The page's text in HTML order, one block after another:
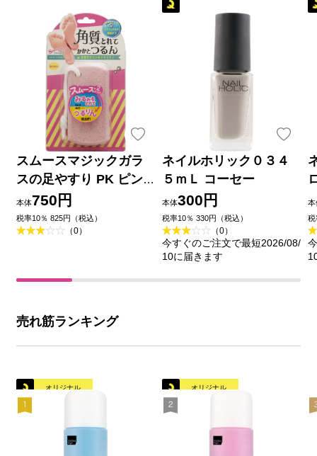
スムースマジックガラ
スの足やすり PK ピン
ク ＿ ラッキーコーポレ
ーション
本体750円
税率10％ 825円（税込）
（0）
ネイルホリック０３４
５ｍＬ コーセー
本体300円
税率10％ 330円（税込）
（0）
今すぐのご注文で最短2026/08/
10に届きます
本
税
売れ筋ランキング
オリジナル オリジナル